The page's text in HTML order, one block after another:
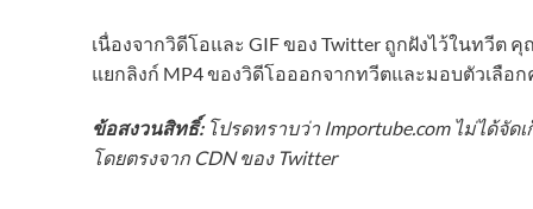
เนื่องจากวิดีโอและ GIF ของ Twitter ถูกฝังไว้ในทวีต
แยกลิงก์ MP4 ของวิดีโอออกจากทวีตและมอบตัวเลื
ข้อสงวนสิทธิ์:โปรดทราบว่า Importube.com ไม่ได้จั
โดยตรงจาก CDN ของ Twitter